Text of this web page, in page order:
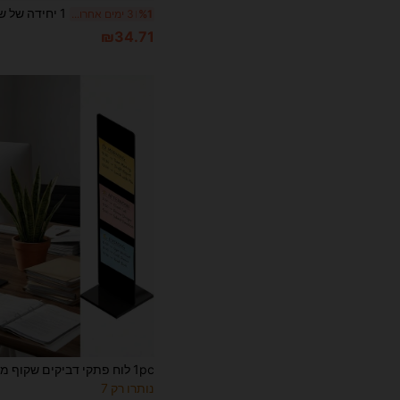
%1 3 ימים אחרונים
₪34.71
נותרו רק 7